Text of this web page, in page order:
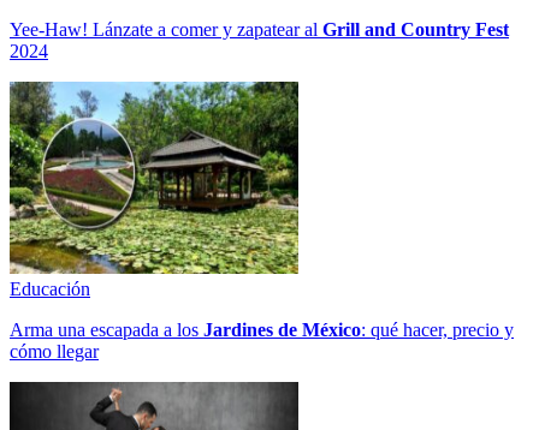
Yee-Haw! Lánzate a comer y zapatear al Grill and Country Fest
2024
Educación
Arma una escapada a los Jardines de México: qué hacer, precio y
cómo llegar